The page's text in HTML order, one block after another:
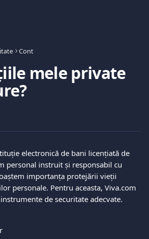
Cont
mele private
electronică de bani licențiată de
personal instruit și responsabil cu
importanța protejării vieții
personale. Pentru aceasta, Viva.com
de securitate adecvate.